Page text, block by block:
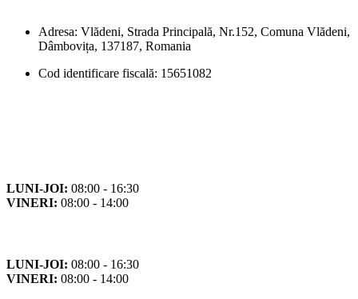
Adresa: Vlădeni, Strada Principală, Nr.152, Comuna Vlădeni,
Dâmbovița, 137187, Romania
Cod identificare fiscală: 15651082
LUNI-JOI: 08:00 - 16:30
VINERI: 08:00 - 14:00
LUNI-JOI: 08:00 - 16:30
VINERI: 08:00 - 14:00